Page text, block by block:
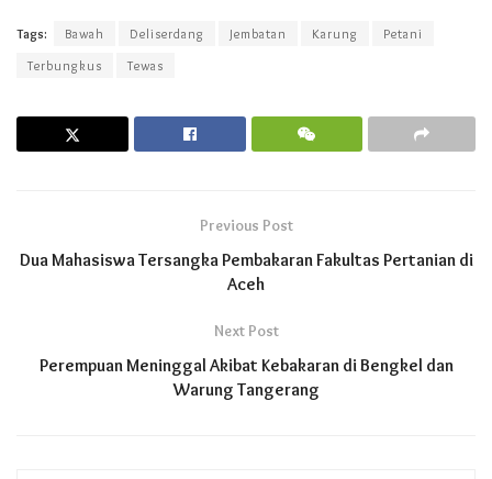
Tags: Bawah Deliserdang Jembatan Karung
Petani
Terbungkus
Tewas
Previous Post
Dua Mahasiswa Tersangka Pembakaran Fakultas Pertanian di
Aceh
Next Post
Perempuan Meninggal Akibat Kebakaran di Bengkel dan
Warung Tangerang